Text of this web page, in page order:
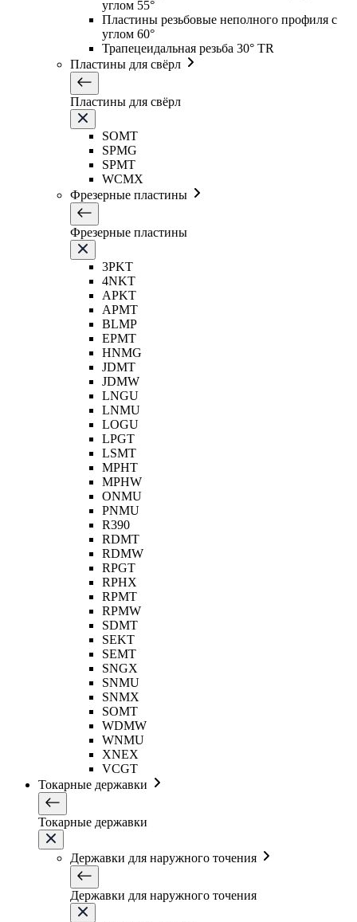
углом 55°
Пластины резьбовые неполного профиля с
углом 60°
Трапецеидальная резьба 30° TR
Пластины для свёрл
Пластины для свёрл
SOMT
SPMG
SPMT
WCMX
Фрезерные пластины
Фрезерные пластины
3PKT
4NKT
APKT
APMT
BLMP
EPMT
HNMG
JDMT
JDMW
LNGU
LNMU
LOGU
LPGT
LSMT
MPHT
MPHW
ONMU
PNMU
R390
RDMT
RDMW
RPGT
RPHX
RPMT
RPMW
SDMT
SEKT
SEMT
SNGX
SNMU
SNMX
SOMT
WDMW
WNMU
XNEX
VCGT
Токарные державки
Токарные державки
Державки для наружного точения
Державки для наружного точения